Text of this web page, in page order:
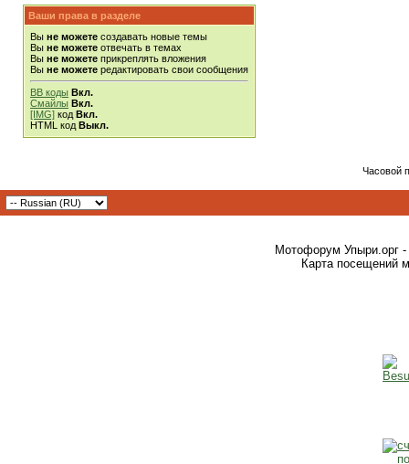
Ваши права в разделе
Вы не можете создавать новые темы
Вы не можете отвечать в темах
Вы не можете прикреплять вложения
Вы не можете редактировать свои сообщения
BB коды Вкл.
Смайлы Вкл.
[IMG] код Вкл.
HTML код Выкл.
Часовой
Мотофорум Упыри.орг -
Карта посещений